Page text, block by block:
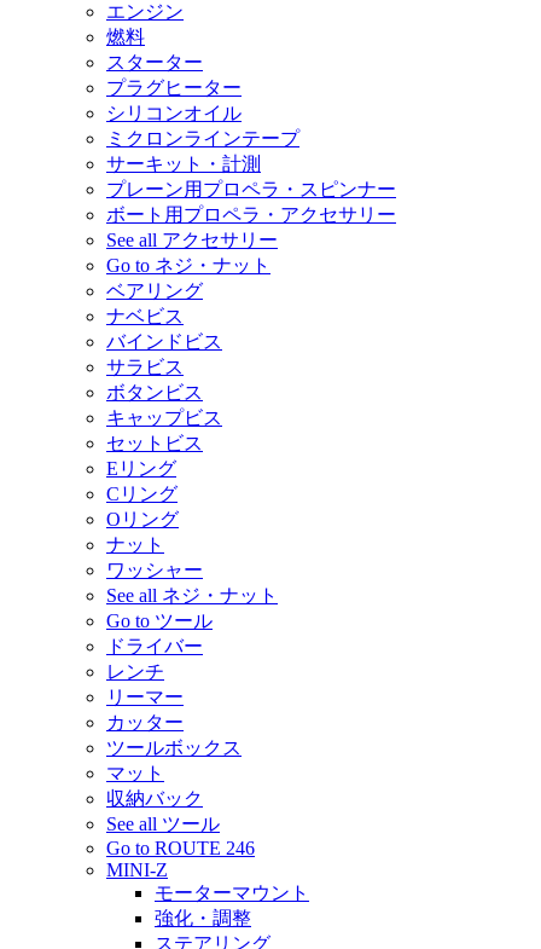
エンジン
燃料
スターター
プラグヒーター
シリコンオイル
ミクロンラインテープ
サーキット・計測
プレーン用プロペラ・スピンナー
ボート用プロペラ・アクセサリー
See all アクセサリー
Go to ネジ・ナット
ベアリング
ナベビス
バインドビス
サラビス
ボタンビス
キャップビス
セットビス
Eリング
Cリング
Oリング
ナット
ワッシャー
See all ネジ・ナット
Go to ツール
ドライバー
レンチ
リーマー
カッター
ツールボックス
マット
収納バック
See all ツール
Go to ROUTE 246
MINI-Z
モーターマウント
強化・調整
ステアリング